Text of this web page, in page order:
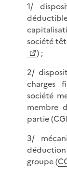
1/
société
) ;
2/
charges
société
membre
partie
3/
groupe (